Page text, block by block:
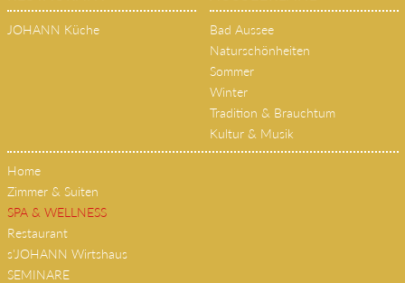
JOHANN Küche
Bad Aussee
Naturschönheiten
Sommer
Winter
Tradition & Brauchtum
Kultur & Musik
Home
Zimmer & Suiten
SPA & WELLNESS
Restaurant
s'JOHANN Wirtshaus
SEMINARE